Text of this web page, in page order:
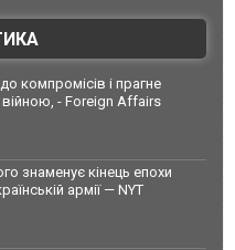
компромісів і прагне
війною, - Foreign Affairs
знаменує кінець епохи
армії — NYT